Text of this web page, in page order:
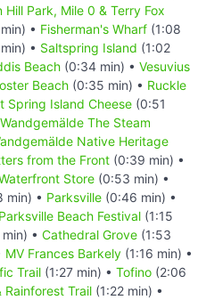
Hill Park, Mile 0 & Terry Fox
• Fisherman's Wharf (1:08
• Saltspring Island (1:02
Beach (0:34 min) • Vesuvius
Beach (0:35 min) • Ruckle
Spring Island Cheese (0:51
Wandgemälde The Steam
Native Heritage
from the Front (0:39 min) •
Store (0:53 min) •
min) • Parksville (0:46 min) •
Parksville Beach Festival (1:15
• Cathedral Grove (1:53
MV Frances Barkely (1:16 min) •
Trail (1:27 min) • Tofino (2:06
Rainforest Trail (1:22 min) •